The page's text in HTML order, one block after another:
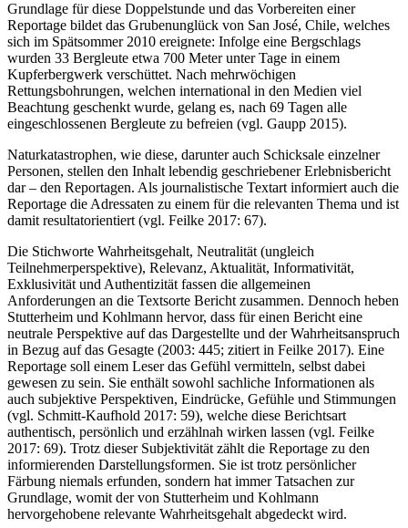
Grundlage für diese Doppelstunde und das Vorbereiten einer
Reportage bildet das Grubenunglück von San José, Chile, welches
sich im Spätsommer 2010 ereignete: Infolge eine Bergschlags
wurden 33 Bergleute etwa 700 Meter unter Tage in einem
Kupferbergwerk verschüttet. Nach mehrwöchigen
Rettungsbohrungen, welchen international in den Medien viel
Beachtung geschenkt wurde, gelang es, nach 69 Tagen alle
eingeschlossenen Bergleute zu befreien (vgl. Gaupp 2015).
Naturkatastrophen, wie diese, darunter auch Schicksale einzelner
Personen, stellen den Inhalt lebendig geschriebener Erlebnisbericht
dar – den Reportagen. Als journalistische Textart informiert auch die
Reportage die Adressaten zu einem für die relevanten Thema und ist
damit resultatorientiert (vgl. Feilke 2017: 67).
Die Stichworte Wahrheitsgehalt, Neutralität (ungleich
Teilnehmerperspektive), Relevanz, Aktualität, Informativität,
Exklusivität und Authentizität fassen die allgemeinen
Anforderungen an die Textsorte Bericht zusammen. Dennoch heben
Stutterheim und Kohlmann hervor, dass für einen Bericht eine
neutrale Perspektive auf das Dargestellte und der Wahrheitsanspruch
in Bezug auf das Gesagte (2003: 445; zitiert in Feilke 2017). Eine
Reportage soll einem Leser das Gefühl vermitteln, selbst dabei
gewesen zu sein. Sie enthält sowohl sachliche Informationen als
auch subjektive Perspektiven, Eindrücke, Gefühle und Stimmungen
(vgl. Schmitt-Kaufhold 2017: 59), welche diese Berichtsart
authentisch, persönlich und erzählnah wirken lassen (vgl. Feilke
2017: 69). Trotz dieser Subjektivität zählt die Reportage zu den
informierenden Darstellungsformen. Sie ist trotz persönlicher
Färbung niemals erfunden, sondern hat immer Tatsachen zur
Grundlage, womit der von Stutterheim und Kohlmann
hervorgehobene relevante Wahrheitsgehalt abgedeckt wird.